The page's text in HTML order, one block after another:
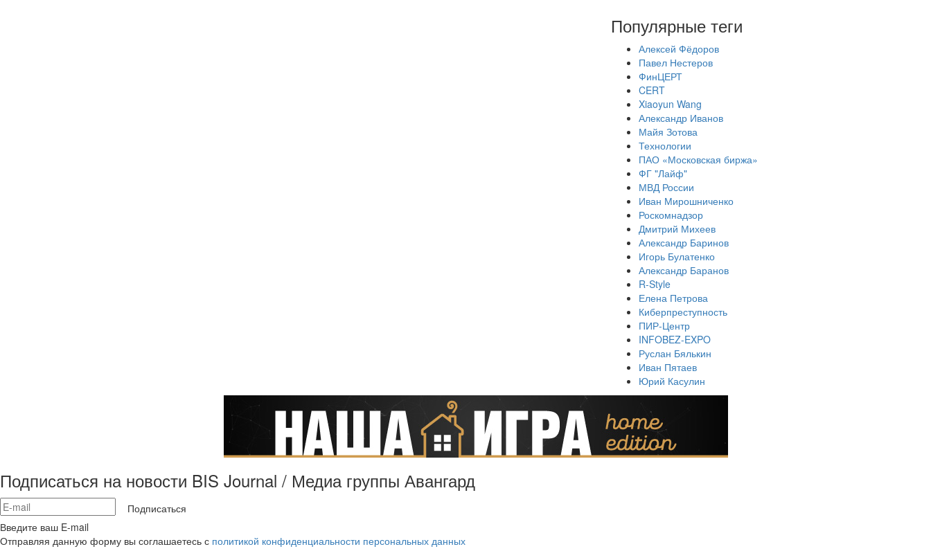
Популярные теги
Алексей Фёдоров
Павел Нестеров
ФинЦЕРТ
CERT
Xiaoyun Wang
Александр Иванов
Майя Зотова
Технологии
ПАО «Московская биржа»
ФГ "Лайф"
МВД России
Иван Мирошниченко
Роскомнадзор
Дмитрий Михеев
Александр Баринов
Игорь Булатенко
Александр Баранов
R-Style
Елена Петрова
Киберпреступность
ПИР-Центр
INFOBEZ-EXPO
Руслан Бялькин
Иван Пятаев
Юрий Касулин
Подписаться на новости BIS Journal / Медиа группы Авангард
Подписаться
Введите ваш E-mail
Отправляя данную форму вы соглашаетесь с политикой конфиденциальности персональных данных